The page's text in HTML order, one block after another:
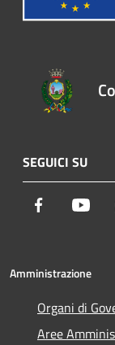
SEGUICI SU
Facebook
Amministrazione
Organi di
Aree